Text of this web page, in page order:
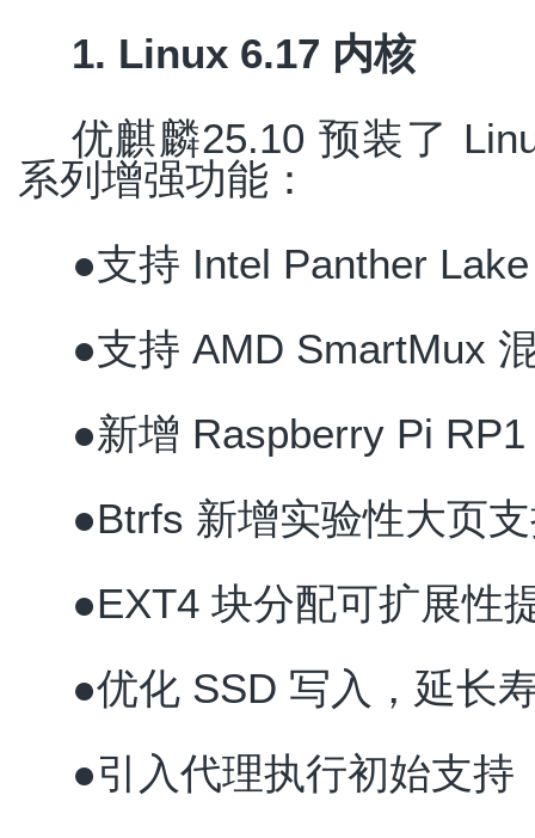
1. Linux 6.17 内核
优麒麟25.10 预装了
系列增强功能：
●支持 Intel Panther
●支持 AMD SmartMux
●新增 Raspberry Pi
●Btrfs 新增实验性大页
●EXT4 块分配可扩展性
●优化 SSD 写入，延长
●引入代理执行初始支持